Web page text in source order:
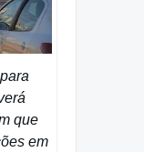
que
em